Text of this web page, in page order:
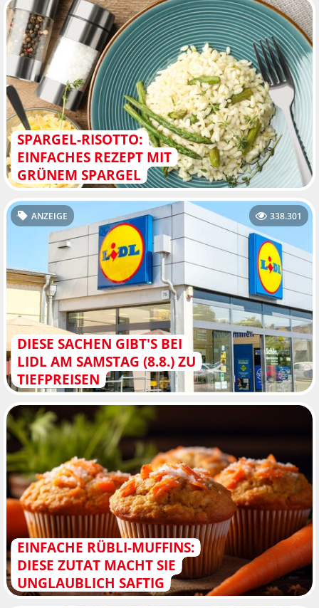
SPARGEL-RISOTTO:
EINFACHES REZEPT MIT
GRÜNEM SPARGEL
DIESE SACHEN GIBT'S BEI
LIDL AM SAMSTAG (8.8.) ZU
TIEFPREISEN
ANZEIGE 338.301
EINFACHE RÜBLI-MUFFINS:
DIESE ZUTAT MACHT SIE
UNGLAUBLICH SAFTIG